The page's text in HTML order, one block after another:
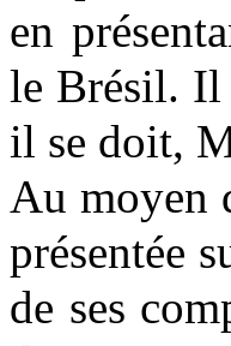
en
le Brésil. Il
il se doit,
Au moyen
présentée
de ses